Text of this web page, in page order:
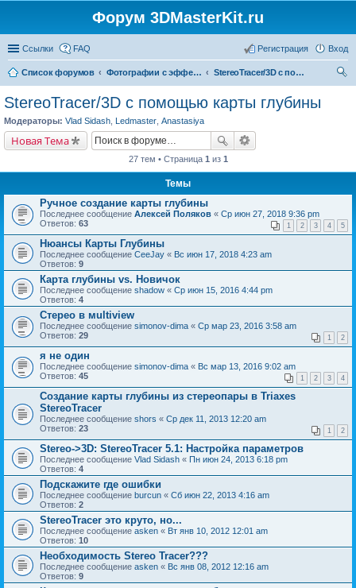
Форум 3DMasterKit.ru
Ссылки FAQ Вход
Регистрация
Список форумов Фотографии с эффектом стерео, варио, 3D, анимации, морфинга
StereoTracer/3D с помощью карты глубины
StereoTracer/3D с помощью карты глубины
Модераторы: Vlad Sidash Ledmaster Anastasiya
Новая Тема
27 тем • Страница 1 из 1
Темы
Ручное создание карты глубины
Последнее сообщение Алексей Поляков « Ср июн 27, 2018 9:36 pm
Ответов: 63 1 2 3 4 5
Нюансы Карты Глубины
Последнее сообщение CeeJay « Вс июн 17, 2018 4:23 am
Ответов: 9
Карта глубины vs. Новичок
Последнее сообщение shadow « Ср июн 15, 2016 4:44 pm
Ответов: 4
Стерео в мultiview
Последнее сообщение simonov-dima « Ср мар 23, 2016 3:58 am
Ответов: 29 1 2
я не один
Последнее сообщение simonov-dima « Вс мар 13, 2016 9:02 am
Ответов: 45 1 2 3 4
Создание карты глубины из стереопары в Triaxes
StereoTracer
Последнее сообщение shors « Ср дек 11, 2013 12:20 am
Ответов: 23 1 2
Stereo->3D: StereoTracer 5.1: Настройка параметров
Последнее сообщение Vlad Sidash « Пн июн 24, 2013 6:18 pm
Ответов: 4
Подскажите где ошибки
Последнее сообщение burcun « Сб июн 22, 2013 4:16 am
Ответов: 2
StereoTracer это круто, но...
Последнее сообщение asken « Вт янв 10, 2012 12:01 am
Ответов: 10
Необходимость Stereo Tracer???
Последнее сообщение asken « Вс янв 08, 2012 12:16 am
Ответов: 9